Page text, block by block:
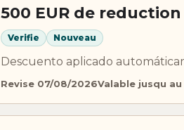
500 EUR de
Verifie Nouveau
Descuento aplicado
Revise 07/08/2026Valable jusqu